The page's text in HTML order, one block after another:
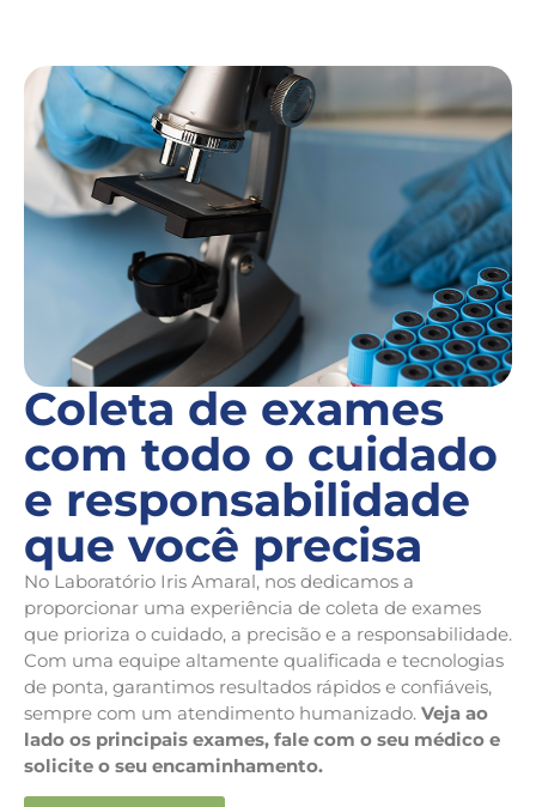
Coleta de exames
com todo o cuidado
e responsabilidade
que você precisa
No Laboratório Iris Amaral, nos dedicamos a
proporcionar uma experiência de coleta de exames
que prioriza o cuidado, a precisão e a responsabilidade.
Com uma equipe altamente qualificada e tecnologias
de ponta, garantimos resultados rápidos e confiáveis,
sempre com um atendimento humanizado. Veja ao
lado os principais exames, fale com o seu médico e
solicite o seu encaminhamento.